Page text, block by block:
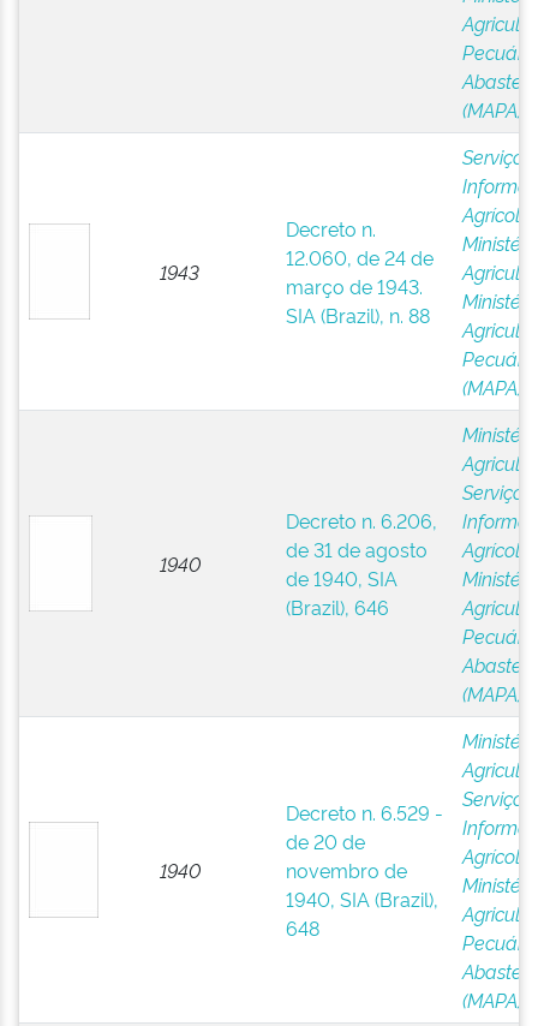
(MAPA)
1943
Decreto n.
12.060, de 24 de
março de 1943.
SIA (Brazil), n. 88
Serviço
Agrícola,
Pecuária
(MAPA)
1940
Decreto n. 6.206,
de 31 de agosto
de 1940, SIA
(Brazil), 646
Serviço
Agrícola,
(MAPA)
1940
Decreto n. 6.529 -
de 20 de
novembro de
1940, SIA (Brazil),
648
Serviço
Agrícola,
(MAPA)